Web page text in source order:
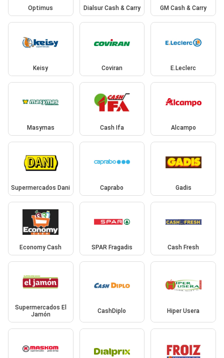
Optimus Dialsur Cash & Carry GM Cash & Carry
Keisy Coviran E.Leclerc
Masymas Cash Ifa Alcampo
Supermercados Dani Caprabo Gadis
Economy Cash SPAR Fragadis Cash Fresh
Supermercados El
Jamón
CashDiplo Hiper Usera